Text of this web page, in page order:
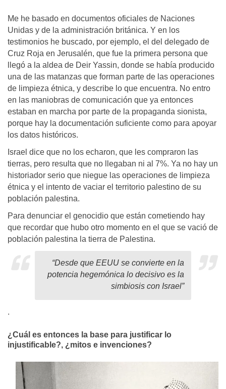
Me he basado en documentos oficiales de Naciones
Unidas y de la administración británica. Y en los
testimonios he buscado, por ejemplo, el del delegado de
Cruz Roja en Jerusalén, que fue la primera persona que
llegó a la aldea de Deir Yassin, donde se había producido
una de las matanzas que forman parte de las operaciones
de limpieza étnica, y describe lo que encuentra. No entro
en las maniobras de comunicación que ya entonces
estaban en marcha por parte de la propaganda sionista,
porque hay la documentación suficiente como para apoyar
los datos históricos.
Israel dice que no los echaron, que les compraron las
tierras, pero resulta que no llegaban ni al 7%. Ya no hay un
historiador serio que niegue las operaciones de limpieza
étnica y el intento de vaciar el territorio palestino de su
población palestina.
Para denunciar el genocidio que están cometiendo hay
que recordar que hubo otro momento en el que se vació de
población palestina la tierra de Palestina.
“Desde que EEUU se convierte en la
potencia hegemónica lo decisivo es la
simbiosis con Israel”
.
¿Cuál es entonces la base para justificar lo
injustificable?, ¿mitos e invenciones?